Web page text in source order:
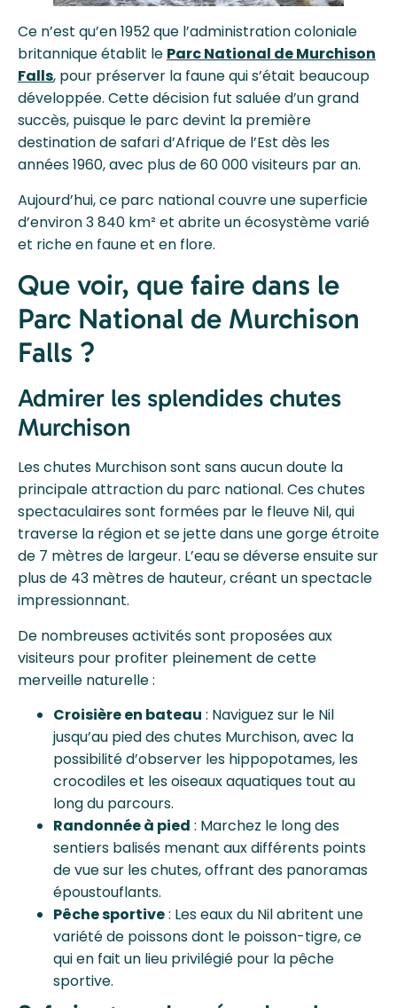
Ce n’est qu’en 1952 que l’administration coloniale
britannique établit le Parc National de Murchison
Falls, pour préserver la faune qui s’était beaucoup
développée. Cette décision fut saluée d’un grand
succès, puisque le parc devint la première
destination de safari d’Afrique de l’Est dès les
années 1960, avec plus de 60 000 visiteurs par an.
Aujourd’hui, ce parc national couvre une superficie
d’environ 3 840 km² et abrite un écosystème varié
et riche en faune et en flore.
Que voir, que faire dans le
Parc National de Murchison
Falls ?
Admirer les splendides chutes
Murchison
Les chutes Murchison sont sans aucun doute la
principale attraction du parc national. Ces chutes
spectaculaires sont formées par le fleuve Nil, qui
traverse la région et se jette dans une gorge étroite
de 7 mètres de largeur. L’eau se déverse ensuite sur
plus de 43 mètres de hauteur, créant un spectacle
impressionnant.
De nombreuses activités sont proposées aux
visiteurs pour profiter pleinement de cette
merveille naturelle :
Croisière en bateau : Naviguez sur le Nil
jusqu’au pied des chutes Murchison, avec la
possibilité d’observer les hippopotames, les
crocodiles et les oiseaux aquatiques tout au
long du parcours.
Randonnée à pied : Marchez le long des
sentiers balisés menant aux différents points
de vue sur les chutes, offrant des panoramas
époustouflants.
Pêche sportive: Les eaux du Nil abritent une
variété de poissons dont le poisson-tigre, ce
qui en fait un lieu privilégié pour la pêche
sportive.